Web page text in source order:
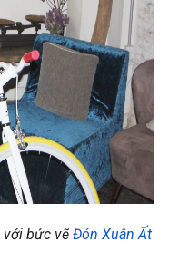
với bức vẽ Đón Xuân Ất